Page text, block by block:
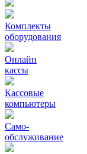
Комплекты
оборудования
Онлайн
кассы
Кассовые
компьютеры
Само-
обслуживание